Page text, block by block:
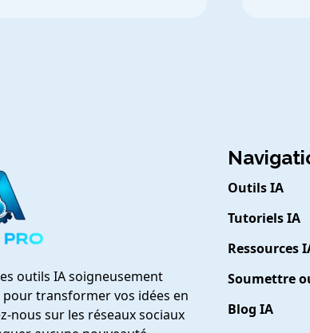
outils IA soigneusement
transformer vos idées en
nous sur les réseaux sociaux
Outils IA
Tutoriels IA
Ressources
Soumettre
Blog IA